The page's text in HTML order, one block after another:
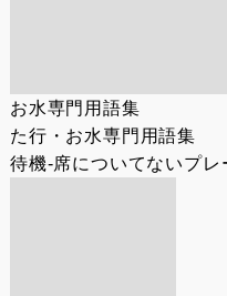
お水専門用語集
た行・お水専門用語集
待機-席についてないプ